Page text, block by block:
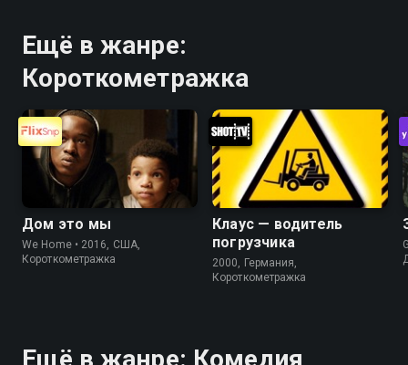
Ещё в жанре:
Короткометражка
Дом это мы
We Home • 2016, США,
Короткометражка
Клаус — водитель
погрузчика
2000, Германия,
Короткометражка